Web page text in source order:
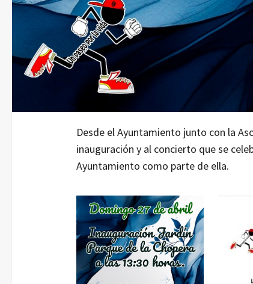
Desde el Ayuntamiento junto con la
inauguración y al concierto que se
Ayuntamiento como parte de ella.